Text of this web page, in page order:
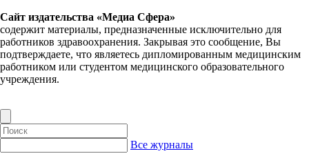
Сайт издательства «Медиа Сфера»
содержит материалы, предназначенные исключительно для
работников здравоохранения. Закрывая это сообщение, Вы
подтверждаете, что являетесь дипломированным медицинским
работником или студентом медицинского образовательного
учреждения.
Все журналы